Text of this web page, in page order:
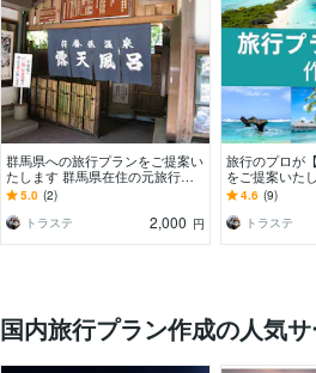
群馬県への旅行プランをご提案い
たします 群馬県在住の元旅行会
社経営の私が旅行プランをご提案
します。
5.0 (2)
トラステ
2,000 円
旅行のプロが
をご提案いた
わせてオーダ
プランをご提案
4.6 (9)
トラステ
国内旅行プラン作成の人気